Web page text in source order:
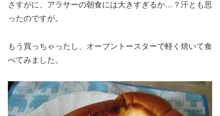
さすがに、アラサーの朝食には大きすぎるか…？汗とも思
ったのですが。
もう買っちゃったし、オーブントースターで軽く焼いて食
べてみました。